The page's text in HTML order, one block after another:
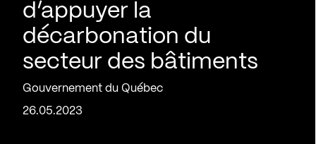
d’appuyer la
décarbonation du
secteur des bâtiments
Gouvernement du Québec
26.05.2023